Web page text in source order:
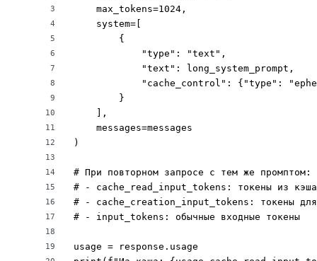
3
4
5
6
7
8
9
10
11
12
13
14
15
16
17
18
19
    max_tokens=1024,
    system=[
        {
            "type": "text",
            "text": long_system_prompt,
"cache_control": {"type":
        }
    ],
    messages=messages
)
# При повторном запросе с тем же промптом:
# - cache_read_input_tokens: токены из
# - cache_creation_input_tokens: токены
# - input_tokens: обычные входные токены
usage = response.usage